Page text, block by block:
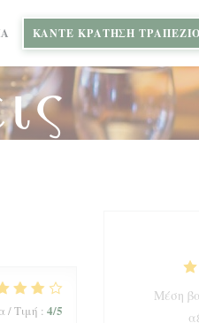
ΚΆΝΤΕ ΚΡΆΤΗΣΗ
/ Τιμή : 4/5
Μέση